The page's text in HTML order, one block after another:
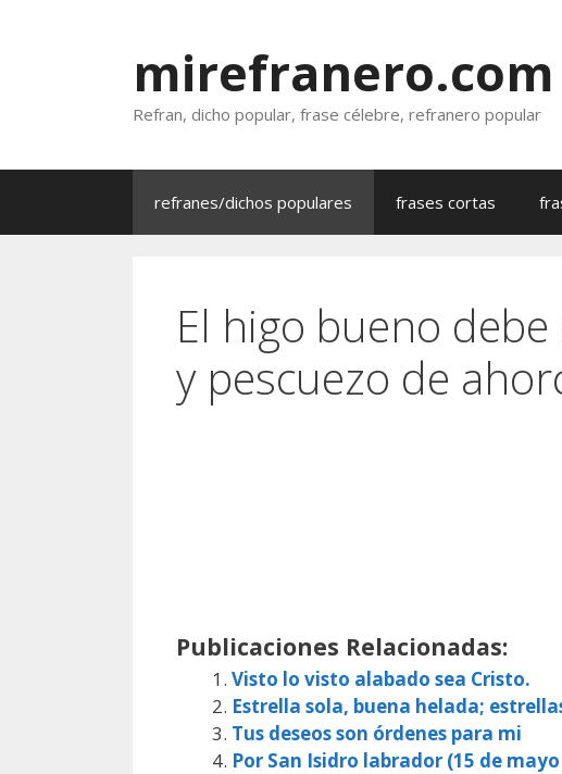
mirefranero.com
Refran, dicho popular, frase célebre, refranero popular
refranes/dichos populares frases cortas
El higo bueno
y pescuezo de
Publicaciones Relacionadas:
Visto lo visto alabado sea Cristo.
Estrella sola, buena helada;
Tus deseos son órdenes para mi
Por San Isidro labrador (15 de